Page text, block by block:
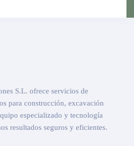
S.L. ofrece servicios de
para construcción, excavación
especializado y tecnología
resultados seguros y eficientes.